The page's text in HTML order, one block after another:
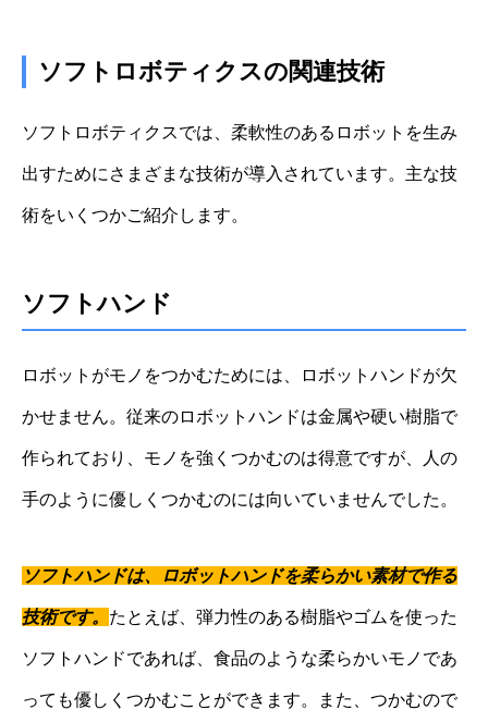
ソフトロボティクスの関連技術
ソフトロボティクスでは、柔軟性のあるロボットを生み
出すためにさまざまな技術が導入されています。主な技
術をいくつかご紹介します。
ソフトハンド
ロボットがモノをつかむためには、ロボットハンドが欠
かせません。従来のロボットハンドは金属や硬い樹脂で
作られており、モノを強くつかむのは得意ですが、人の
手のように優しくつかむのには向いていませんでした。
ソフトハンドは、ロボットハンドを柔らかい素材で作る
技術です。 たとえば、弾力性のある樹脂やゴムを使った
ソフトハンドであれば、食品のような柔らかいモノであ
っても優しくつかむことができます。また、つかむので